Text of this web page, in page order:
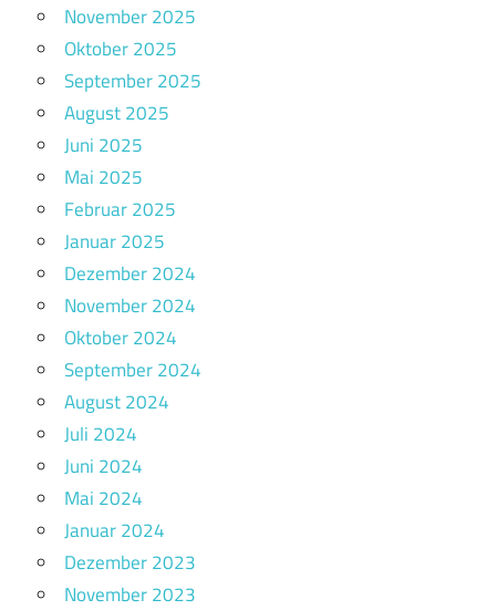
November 2025
Oktober 2025
September 2025
August 2025
Juni 2025
Mai 2025
Februar 2025
Januar 2025
Dezember 2024
November 2024
Oktober 2024
September 2024
August 2024
Juli 2024
Juni 2024
Mai 2024
Januar 2024
Dezember 2023
November 2023